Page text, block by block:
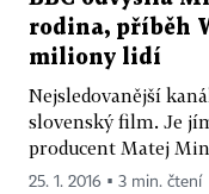
rodina, příběh
miliony lidí
Nejsledovanější
slovenský film. Je
producent Matej
25. 1. 2016 ▪ 3 min. čtení